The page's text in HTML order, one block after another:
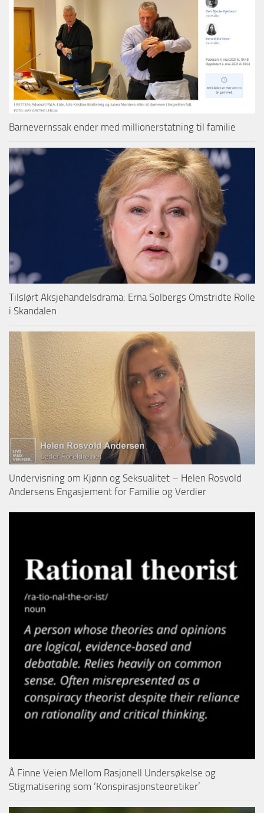
Barnevernssak ender med millionerstatning til familie
Tilslørt Aksjehandelsdrama: Erna Solbergs Omstridte Rolle
i Skandalen
Undervisning om Kjønn og Seksualitet – Helen Rosvold
Andersens Engasjement for Familie og Verdier
Å Finne Veien Mellom Rasjonell Undersøkelse og
Stigmatisering som ‘Konspirasjonsteoretiker’